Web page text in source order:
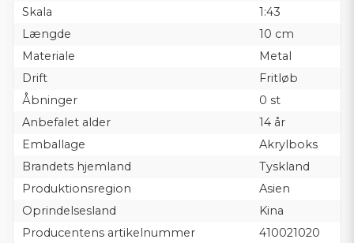
Skala
1:43
Længde
10 cm
Materiale
Metal
Drift
Fritløb
Åbninger
0 st
Anbefalet alder
14 år
Emballage
Akrylboks
Brandets hjemland
Tyskland
Produktionsregion
Asien
Oprindelsesland
Kina
Producentens artikelnummer
410021020